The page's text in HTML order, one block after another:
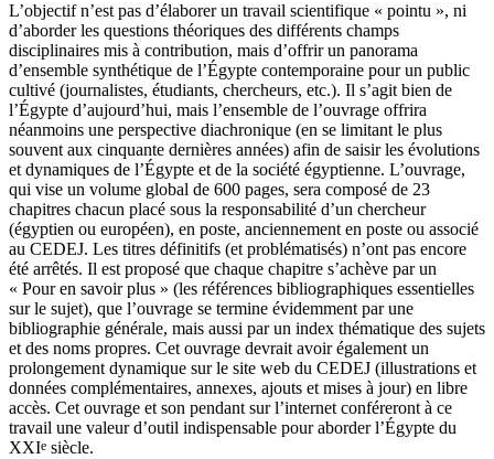
L’objectif n’est pas d’élaborer un travail scientifique « pointu », ni
d’aborder les questions théoriques des différents champs
disciplinaires mis à contribution, mais d’offrir un panorama
d’ensemble synthétique de l’Égypte contemporaine pour un public
cultivé (journalistes, étudiants, chercheurs, etc.). Il s’agit bien de
l’Égypte d’aujourd’hui, mais l’ensemble de l’ouvrage offrira
néanmoins une perspective diachronique (en se limitant le plus
souvent aux cinquante dernières années) afin de saisir les évolutions
et dynamiques de l’Égypte et de la société égyptienne. L’ouvrage,
qui vise un volume global de 600 pages, sera composé de 23
chapitres chacun placé sous la responsabilité d’un chercheur
(égyptien ou européen), en poste, anciennement en poste ou associé
au CEDEJ. Les titres définitifs (et problématisés) n’ont pas encore
été arrêtés. Il est proposé que chaque chapitre s’achève par un
« Pour en savoir plus » (les références bibliographiques essentielles
sur le sujet), que l’ouvrage se termine évidemment par une
bibliographie générale, mais aussi par un index thématique des sujets
et des noms propres. Cet ouvrage devrait avoir également un
prolongement dynamique sur le site web du CEDEJ (illustrations et
données complémentaires, annexes, ajouts et mises à jour) en libre
accès. Cet ouvrage et son pendant sur l’internet conféreront à ce
travail une valeur d’outil indispensable pour aborder l’Égypte du
XXIe siècle.